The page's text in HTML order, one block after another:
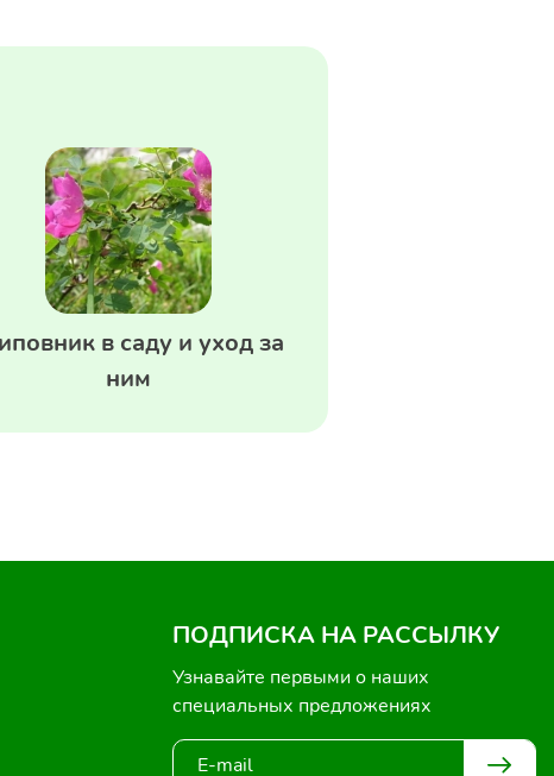
в саду и уход за
ним
ПОДПИСКА НА РАССЫЛКУ
Узнавайте первыми о наших
специальных предложениях